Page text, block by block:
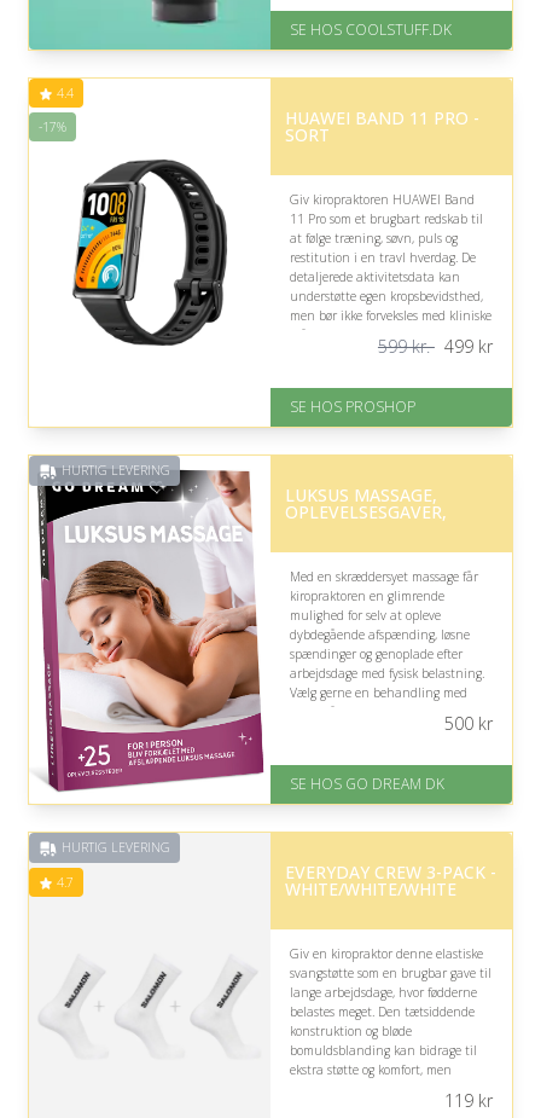
På lager
Levering: Standard leveringstid
Gratis fragt
på 4.5 ud af 5
SE HOS COOLSTUFF.DK
4.4
-17%
HUAWEI BAND 11 PRO -
SORT
Giv kiropraktoren HUAWEI Band
11 Pro som et brugbart redskab til
at følge træning, søvn, puls og
restitution i en travl hverdag. De
detaljerede aktivitetsdata kan
understøtte egen kropsbevidsthed,
men bør ikke forveksles med kliniske
målinger eller bruges som
diagnostisk værktøj.
På lager
Levering: 2-12 hverdage
på 4.4 ud af 5
kr.)
599 kr. 499kr
SE HOS PROSHOP
HURTIG LEVERING
LUKSUS MASSAGE,
OPLEVELSESGAVER,
Med en skræddersyet massage får
kiropraktoren en glimrende
mulighed for selv at opleve
dybdegående afspænding, løsne
spændinger og genoplade efter
arbejdsdage med fysisk belastning.
Vælg gerne en behandling med
fokus på restitution, da
vedkommende allerede arbejder
bevægelighed.
På lager
Levering: E-gavekort kan leveres
500kr
SE HOS GO DREAM DK
HURTIG LEVERING
4.7 EVERYDAY CREW 3-PACK -
WHITE/WHITE/WHITE
Giv en kiropraktor denne elastiske
svangstøtte som en brugbar gave til
lange arbejdsdage, hvor fødderne
belastes meget. Den tætsiddende
konstruktion og bløde
bomuldsblanding kan bidrage til
ekstra støtte og komfort, men
119kr